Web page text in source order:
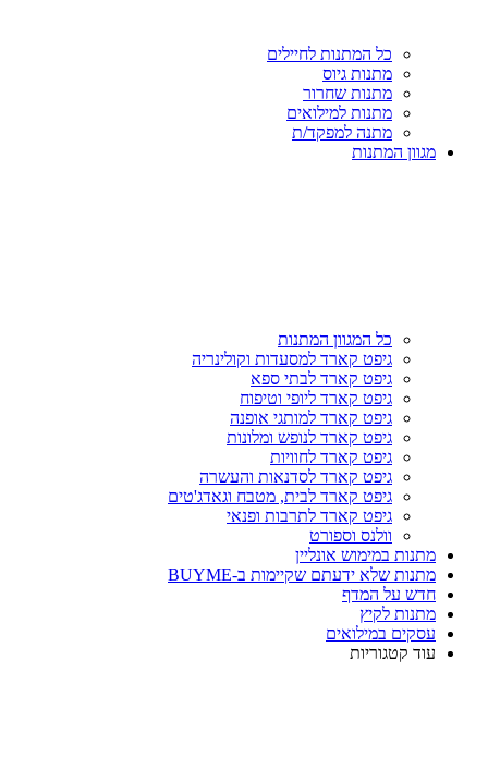
כל המתנות לחיילים
מתנות גיוס
מתנות שחרור
מתנות למילואים
מתנה למפקד/ת
מגוון המתנות
כל המגוון המתנות
גיפט קארד למסעדות וקולינריה
גיפט קארד לבתי ספא
גיפט קארד ליופי וטיפוח
גיפט קארד למותגי אופנה
גיפט קארד לנופש ומלונות
גיפט קארד לחוויות
גיפט קארד לסדנאות והעשרה
גיפט קארד לבית, מטבח וגאדג'טים
גיפט קארד לתרבות ופנאי
וולנס וספורט
מתנות במימוש אונליין
מתנות שלא ידעתם שקיימות ב-BUYME
חדש על המדף
מתנות לקיץ
עסקים במילואים
עוד קטגוריות